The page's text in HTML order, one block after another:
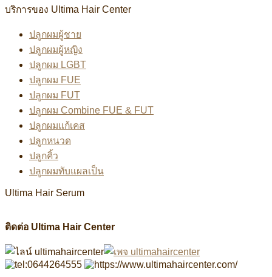
บริการของ Ultima Hair Center
ปลูกผมผู้ชาย
ปลูกผมผู้หญิง
ปลูกผม LGBT
ปลูกผม FUE
ปลูกผม FUT
ปลูกผม Combine FUE & FUT
ปลูกผมแก้เคส
ปลูกหนวด
ปลูกคิ้ว
ปลูกผมทับแผลเป็น
Ultima Hair Serum
ติดต่อ Ultima Hair Center